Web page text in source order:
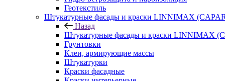
Геотекстиль
Штукатурные фасады и краски LINNIMAX
Назад
Штукатурные фасады и краски LINNIMAX
Грунтовки
Клеи, армирующие массы
Штукатурки
Краски фасадные